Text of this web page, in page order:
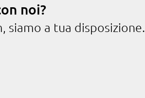
noi?
siamo a tua disposizione.